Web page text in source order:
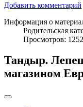
Добавить комментарий
Информация о
Родительская
Просмотров: 1252
Тандыр.
магазином